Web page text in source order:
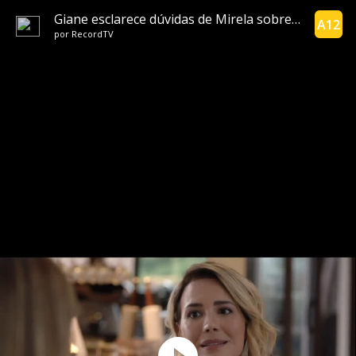
Giane esclarece dúvidas de Mirela sobre foto do passado | Tagem
por RecordTV
A12